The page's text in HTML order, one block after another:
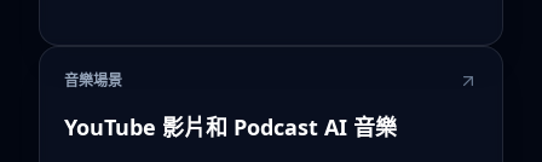
音樂場景
YouTube 影片和 Podcast AI 音樂